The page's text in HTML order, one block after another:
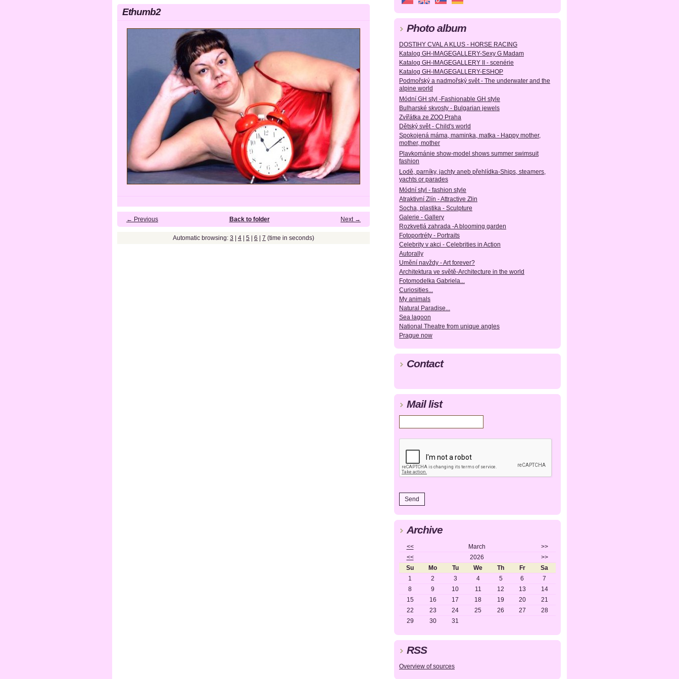
Ethumb2
← Previous Next →
Back to folder
Automatic browsing: 3 4 5 6 7 (time in seconds)
Photo album
DOSTIHY CVAL A KLUS - HORSE RACING
Katalog GH-IMAGEGALLERY-Sexy G Madam
Katalog GH-IMAGEGALLERY II - scenérie
Katalog GH-IMAGEGALLERY-ESHOP
Podmořský a nadmořský svět - The underwater and the
alpine world
Módní GH styl -Fashionable GH style
Bulharské skvosty - Bulgarian jewels
Zvířátka ze ZOO Praha
Dětský svět - Child's world
Spokojená máma, maminka, matka - Happy mother,
mother, mother
Plavkománie show-model shows summer swimsuit
fashion
Lodě, parníky, jachty aneb přehlídka-Ships, steamers,
yachts or parades
Módní styl - fashion style
Atraktivní Zlín - Attractive Zlin
Socha, plastika - Sculpture
Galerie - Gallery
Rozkvetlá zahrada -A blooming garden
Fotoportréty - Portraits
Celebrity v akci - Celebrities in Action
Autorally
Umění navždy - Art forever?
Architektura ve světě-Architecture in the world
Fotomodelka Gabriela...
Curiosities...
My animals
Natural Paradise...
Sea lagoon
National Theatre from unique angles
Prague now
Contact
Mail list
Archive
<< March
>>
<<
2026
>>
Su
Mo Tu We Th Fr
Sa
1
2 3 4 5 6
7
8
9 10 11 12 13
14
15
16 17 18 19 20
21
22
23 24 25 26 27
28
29
30 31
RSS
Overview of sources